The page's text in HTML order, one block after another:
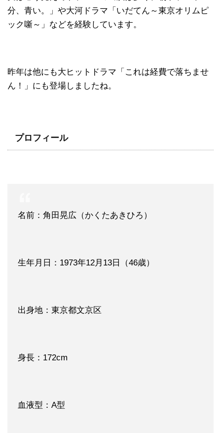
分、青い。」や大河ドラマ「いだてん～東京オリムピ
ック噺～」などを経験しています。
昨年は他にも大ヒットドラマ「これは経費で落ちませ
ん！」にも登場しましたね。
プロフィール
名前：角田晃広（かくたあきひろ）
生年月日：1973年12月13日（46歳）
出身地：東京都文京区
身長：172cm
血液型：A型